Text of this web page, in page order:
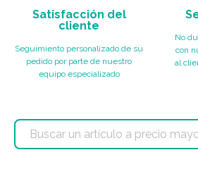
Satisfacción del
cliente
Seguimiento personalizado de su
pedido por parte de nuestro
equipo especializado
No
con
al